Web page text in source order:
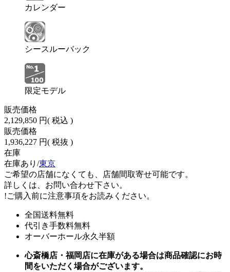
カレンダー
シースルーバック
限定モデル
販売価格
2,129,850 円( 税込 )
販売価格
1,936,227 円( 税抜 )
在庫
在庫あり/東京
ご希望の店舗になくても、店舗間取寄せ可能です。
詳しくは、お問い合わせ下さい。
!ご購入前に注意事項をお読みください。
全国送料無料
代引き手数料無料
オーバーホール永久半額
心斎橋店・福岡店に在庫がある場合は商品確認にお時
間をいただく場合がございます。